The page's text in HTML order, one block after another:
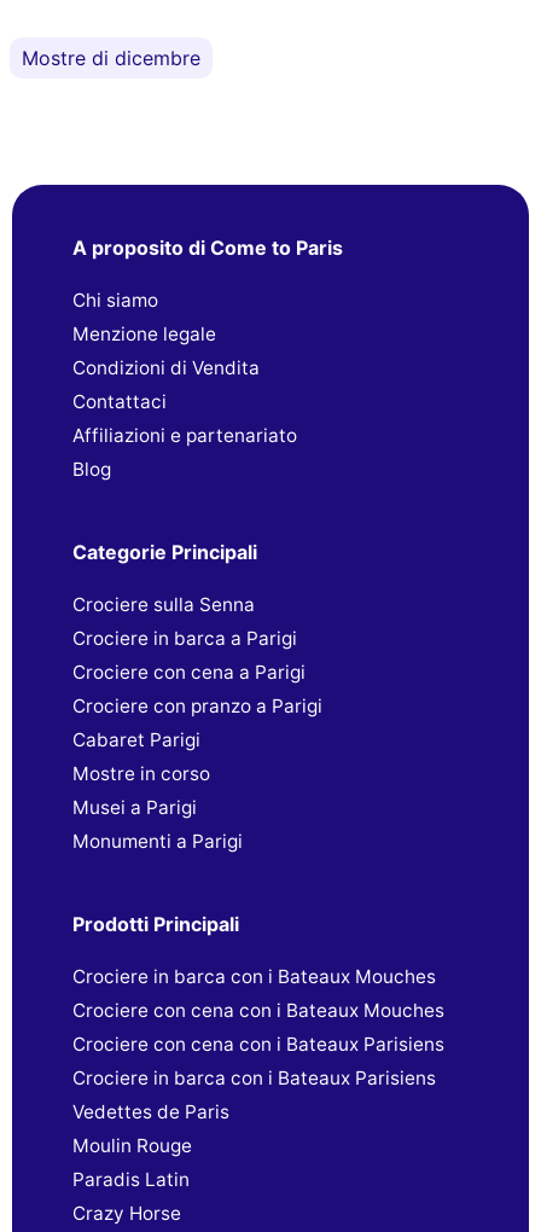
Mostre di dicembre
A proposito di Come to Paris
Chi siamo
Menzione legale
Condizioni di Vendita
Contattaci
Affiliazioni e partenariato
Blog
Categorie Principali
Crociere sulla Senna
Crociere in barca a Parigi
Crociere con cena a Parigi
Crociere con pranzo a Parigi
Cabaret Parigi
Mostre in corso
Musei a Parigi
Monumenti a Parigi
Prodotti Principali
Crociere in barca con i Bateaux Mouches
Crociere con cena con i Bateaux Mouches
Crociere con cena con i Bateaux Parisiens
Crociere in barca con i Bateaux Parisiens
Vedettes de Paris
Moulin Rouge
Paradis Latin
Crazy Horse